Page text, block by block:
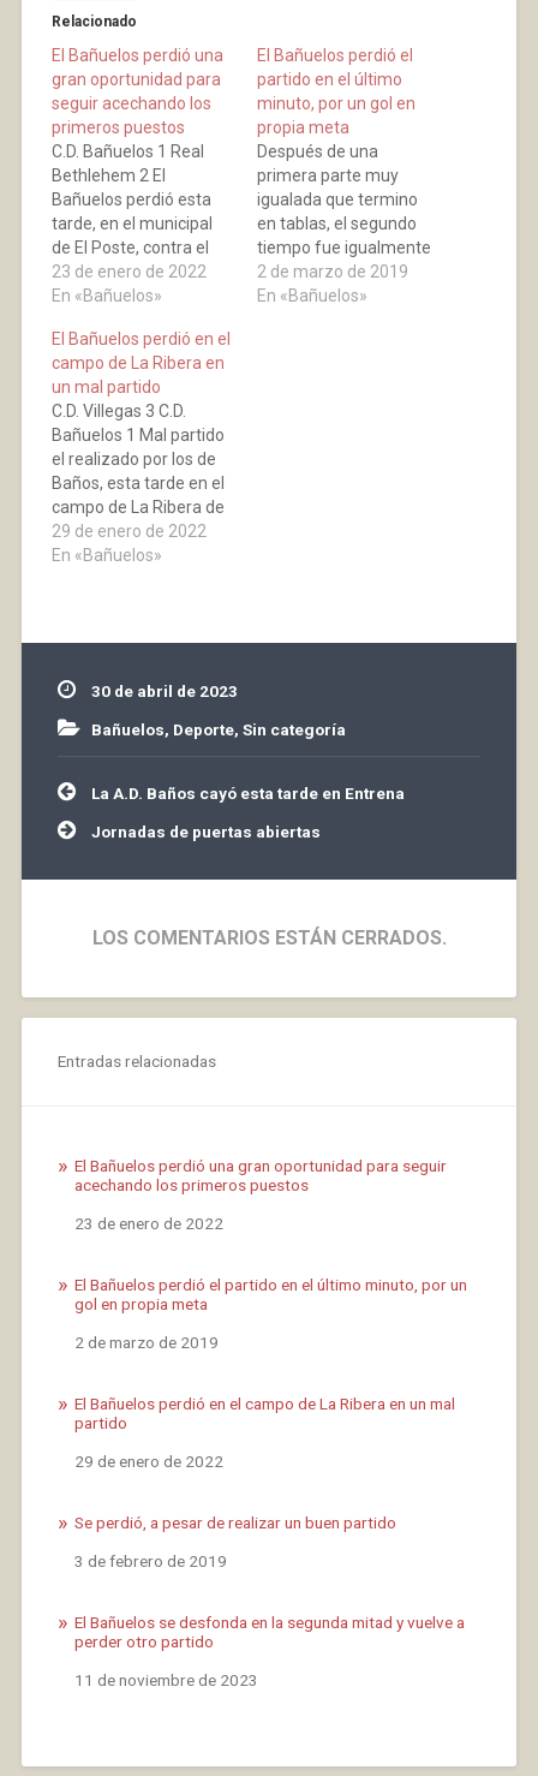
Relacionado
El Bañuelos perdió una
gran oportunidad para
seguir acechando los
primeros puestos
C.D. Bañuelos 1 Real
Bethlehem 2 El
Bañuelos perdió esta
tarde, en el municipal
de El Poste, contra el
Real Bethelehem, por lo
que se aleja de los
segundo grupo de la
Regional Preferente
Riojana. Los tantos
fueron marcados todos
en el primer tiempo, el
primero lo…
23 de enero de 2022
En «Bañuelos»
El Bañuelos perdió el
partido en el último
minuto, por un gol en
propia meta
Después de una
primera parte muy
igualada que termino
en tablas, el segundo
tiempo fue igualmente
peleado pero con goles
que llegaron en el
2 de marzo de 2019
En «Bañuelos»
El Bañuelos perdió en el
campo de La Ribera en
un mal partido
C.D. Villegas 3 C.D.
Bañuelos 1 Mal partido
el realizado por los de
Baños, esta tarde en el
campo de La Ribera de
Logroño contra el C.D.
Villegas. El primer gol
29 de enero de 2022
En «Bañuelos»
30 de abril de 2023
Bañuelos, Deporte, Sin categoría
Navegación
de
entradas
La A.D. Baños cayó esta tarde en Entrena
Jornadas de puertas abiertas
LOS COMENTARIOS ESTÁN CERRADOS.
Entradas relacionadas
El Bañuelos perdió una gran oportunidad para seguir
acechando los primeros puestos
Fecha
23 de enero de 2022
El Bañuelos perdió el partido en el último minuto, por un
gol en propia meta
Fecha
2 de marzo de 2019
El Bañuelos perdió en el campo de La Ribera en un mal
partido
Fecha
29 de enero de 2022
Se perdió, a pesar de realizar un buen partido
Fecha
3 de febrero de 2019
El Bañuelos se desfonda en la segunda mitad y vuelve a
perder otro partido
Fecha
11 de noviembre de 2023